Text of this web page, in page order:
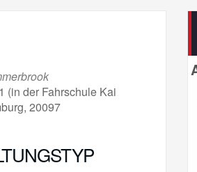
iCalendar
(in der Fahrschule Kai
20097